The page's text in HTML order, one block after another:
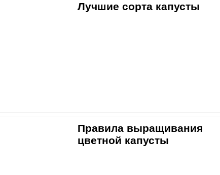
Лучшие сорта капусты
Правила выращивания
цветной капусты